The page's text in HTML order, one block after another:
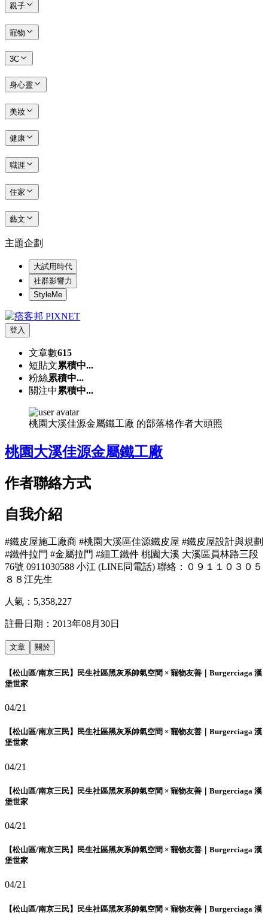
親子
寵物
3C
身心靈
美妝
健康
職涯
住家
藝文
主題企劃
大試用時代
社群影響力
StyleMe
登入
文章數615
短貼文累積中...
粉絲累積中...
關注中 累積中...
桃園大溪佳源金屬鐵工廠 的部落格作者大頭照
桃園大溪佳源金屬鐵工廠
作者聯絡方式
自我介紹
#鐵皮屋施工廠商 #桃園大溪區佳源鐵皮屋 #鐵皮屋設計與規劃
#鐵件拉門 #金屬拉門 #細工鐵件 桃園大溪 大溪區員林路三段
76號 0911030588 小江 (LINE同電話) 聯絡：０９１１０３０５
８８江先生
人氣： 5,358,227
註冊日期： 2013年08月30日
文章 關於
【松山區/南京三民】民生社區黑灰系帥氣空間 × 寵物友善｜Burgerciaga 漢
堡世家
04/21
【松山區/南京三民】民生社區黑灰系帥氣空間 × 寵物友善｜Burgerciaga 漢
堡世家
04/21
【松山區/南京三民】民生社區黑灰系帥氣空間 × 寵物友善｜Burgerciaga 漢
堡世家
04/21
【松山區/南京三民】民生社區黑灰系帥氣空間 × 寵物友善｜Burgerciaga 漢
堡世家
04/21
【松山區/南京三民】民生社區黑灰系帥氣空間 × 寵物友善｜Burgerciaga 漢